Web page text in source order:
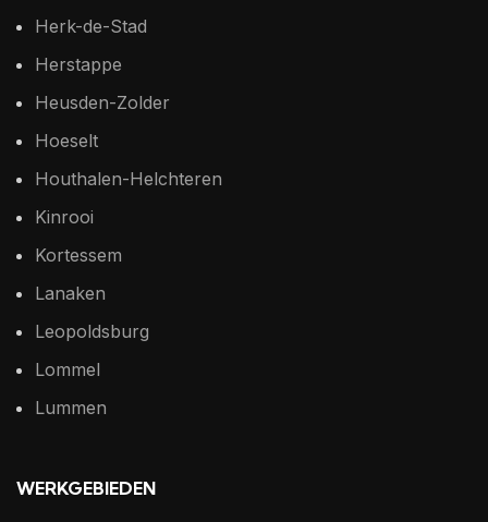
Herk-de-Stad
Herstappe
Heusden-Zolder
Hoeselt
Houthalen-Helchteren
Kinrooi
Kortessem
Lanaken
Leopoldsburg
Lommel
Lummen
WERKGEBIEDEN